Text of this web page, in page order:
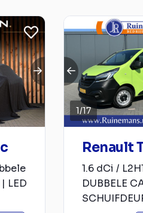
LED
1/17
Renault
1.6 dCi /
DUBBELE